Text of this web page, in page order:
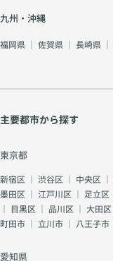
九州・沖縄
福岡県 佐賀県 長崎県
主要都市から探す
東京都
新宿区 渋谷区 中央区
墨田区
江戸川区 足立区
目黒区 品川区 大田区
町田市
立川市 八王子市
愛知県